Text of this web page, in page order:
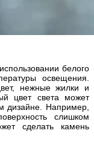
белого
освещения.
нежные жилки и
цвет света может
дизайне. Например,
слишком
сделать камень